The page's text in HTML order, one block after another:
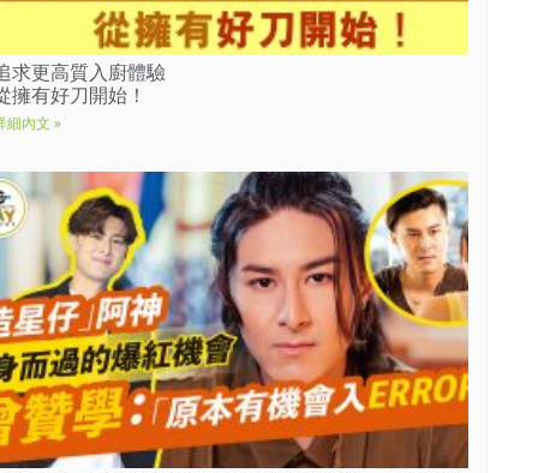
求更高質入廚體驗
擁有好刀開始！
細內文 »